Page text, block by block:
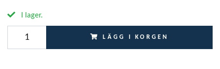
I lager.
LÄGG I KORGEN